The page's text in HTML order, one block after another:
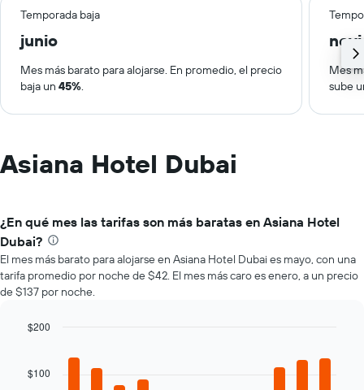
Temporada baja
junio
Mes más barato para alojarse. En promedio, el precio
baja un 45%.
Mes
sube
Asiana Hotel Dubai
¿En qué mes las tarifas son más baratas en Asiana Hotel
Dubai?
El mes más barato para alojarse en Asiana Hotel Dubai es mayo, con una
tarifa promedio por noche de $42. El mes más caro es enero, a un precio
de $137 por noche.
with
$100
$200